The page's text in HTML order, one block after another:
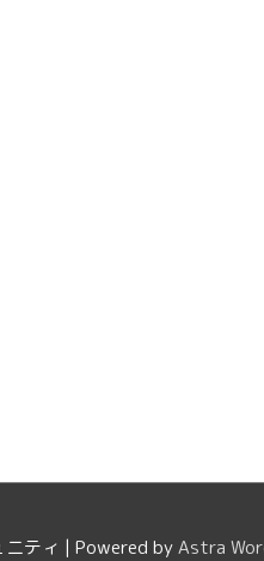
ティ | Powered byAstra